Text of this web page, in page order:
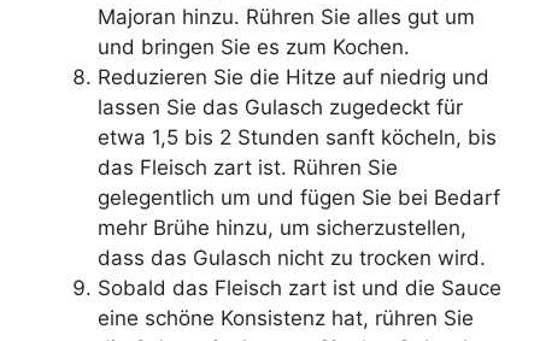
Majoran hinzu. Rühren Sie alles gut um
und bringen Sie es zum Kochen.
Reduzieren Sie die Hitze auf niedrig und
lassen Sie das Gulasch zugedeckt für
etwa 1,5 bis 2 Stunden sanft köcheln, bis
das Fleisch zart ist. Rühren Sie
gelegentlich um und fügen Sie bei Bedarf
mehr Brühe hinzu, um sicherzustellen,
dass das Gulasch nicht zu trocken wird.
Sobald das Fleisch zart ist und die Sauce
eine schöne Konsistenz hat, rühren Sie